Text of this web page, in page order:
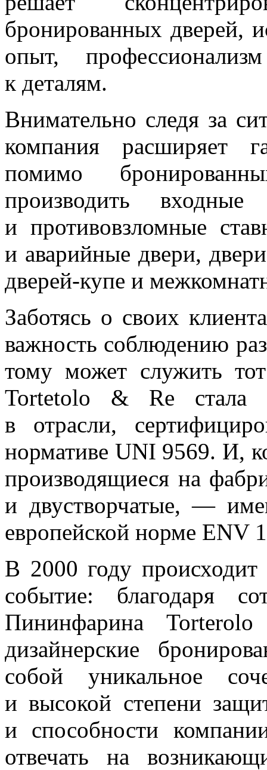
бронированных дверей,
опыт,
к деталям.
Внимательно следя за
компания расширяет
помимо
производить
и противовзломные
и аварийные двери,
дверей-купе и
Заботясь о своих
важность соблюдению
тому может служить
Tortetolo & Re стала
в отрасли,
нормативе UNI 9569. И,
производящиеся на
и двустворчатые, —
европейской норме ENV
В 2000 году
событие: благодаря
Пининфарина
дизайнерские
собой уникальное
и высокой степени
и способности
отвечать на